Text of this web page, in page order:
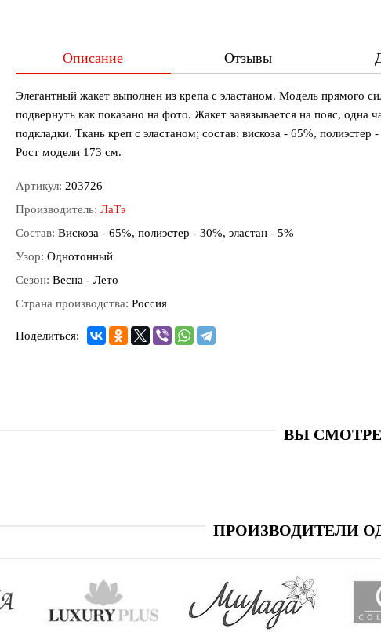
Описание Отзывы
Элегантный жакет выполнен из крепа с эластаном. Модель прямого
подвернуть как показано на фото. Жакет завязывается на пояс, одна
подкладки. Ткань креп с эластаном; состав: вискоза - 65%,
Рост модели 173 см.
Артикул: 203726
Производитель: ЛаТэ
Состав: Вискоза - 65%, полиэстер - 30%, эластан - 5%
Узор: Однотонный
Сезон: Весна - Лето
Страна производства: Россия
Поделиться:
ВЫ
ПРОИЗВОДИТЕЛИ